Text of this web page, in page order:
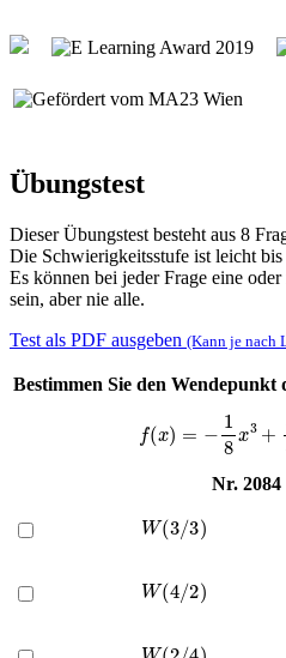
Übungstest
Dieser Übungstest besteht aus 8
Die Schwierigkeitsstufe ist leicht bis
Es können bei jeder Frage eine
sein, aber nie alle.
Test als PDF ausgeben (Kann je nach
Bestimmen Sie den
(x 8 3+3
Nr. 2084
W(3 /3)
W( 4 /2)
W(2 /4)